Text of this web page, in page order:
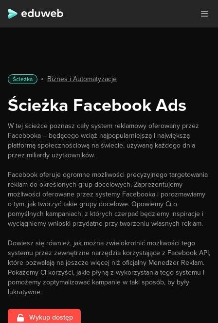
Ścieżka Biznes i Automatyzacje
Ścieżka Facebook Ads
W tej ścieżce poznasz cały system reklamowy oferowany przez
Facebooka – będącego wciąż najpopularniejszą i największą
platformą społecznościową na świecie, używaną każdego dnia
przez miliardy użytkowników.
Facebook oferuje ogromne możliwości precyzyjnego targetowania
reklam do określonych grup docelowych. Zaprezentujemy
możliwości oferowane przez systemy Facebooka i porozmawiamy
o tym, jak tworzyć takie grupy docelowe. Opowiemy Ci o
pomyślnych kampaniach, z których czerpać będziemy inspiracje i
wyciągniemy wnioski przydatne przy tworzeniu własnych reklam.
Dowiesz się również, jak można zwielokrotnić możliwości tego
systemu przez zewnętrzne narzędzia korzystające z Facebook API,
które pozwalają na jeszcze więcej niż oficjalny Menedżer Reklam.
Pokażemy Ci korzyści, jakie płyną z wykorzystania tego systemu i
pomożemy zoptymalizować kampanie w taki sposób, by były
lukratywne.
Wykup dostęp